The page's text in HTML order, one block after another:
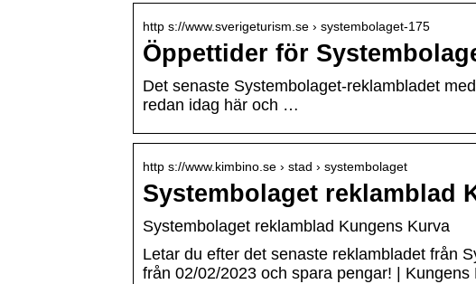
http s://www.sverigeturism.se › systembolaget-175
Öppettider för
Det senaste Systembolaget-reklambladet
redan idag här och …
http s://www.kimbino.se › stad › systembolaget
Systembolaget reklamblad
Systembolaget reklamblad Kungens Kurva
Letar du efter det senaste reklambladet från
från 02/02/2023 och spara pengar! | Kungens